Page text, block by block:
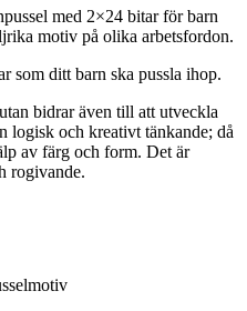
med 2×24 bitar för barn
motiv på olika arbetsfordon.
som ditt barn ska pussla ihop.
bidrar även till att utveckla
logisk och kreativt tänkande; då
av färg och form. Det är
rogivande.